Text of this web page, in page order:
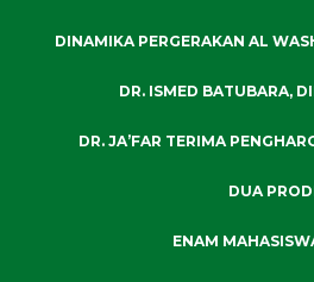
DINAMIKA PERGERAKAN AL
DR. ISMED BATUBARA,
DR. JA’FAR TERIMA
DUA
ENAM